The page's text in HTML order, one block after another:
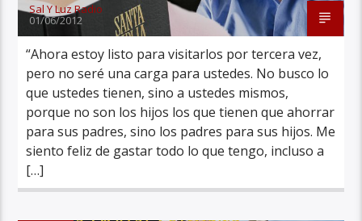
Sal Y Luz Radio
01/06/2012
“Ahora estoy listo para visitarlos por tercera vez,
pero no seré una carga para ustedes. No busco lo
que ustedes tienen, sino a ustedes mismos,
porque no son los hijos los que tienen que ahorrar
para sus padres, sino los padres para sus hijos. Me
siento feliz de gastar todo lo que tengo, incluso a
[…]